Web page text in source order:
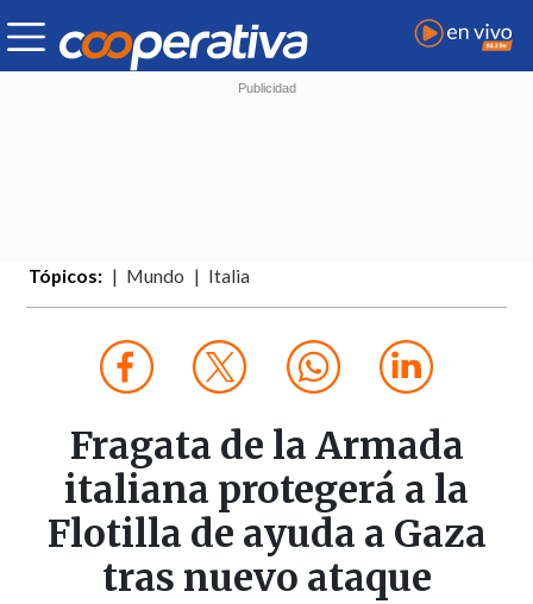
Tópicos: Mundo Italia
Fragata de la Armada
italiana protegerá a la
Flotilla de ayuda a Gaza
tras nuevo ataque